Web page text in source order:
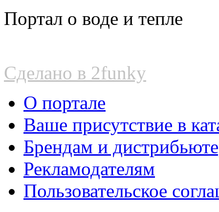
Портал о воде и тепле
Сделано в 2funky
О портале
Ваше присутствие в
Брендам и
Рекламодателям
Пользовательское